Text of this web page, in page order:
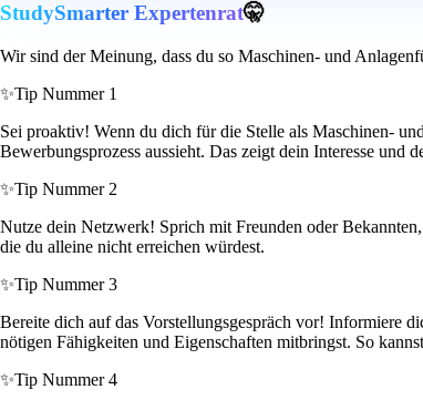
StudySmarter Expertenrat🤫
Wir sind der Meinung, dass du so Maschinen- und
✨Tip Nummer 1
Sei proaktiv! Wenn du dich für die Stelle als Maschinen-
Bewerbungsprozess aussieht. Das zeigt dein Interesse und
✨Tip Nummer 2
Nutze dein Netzwerk! Sprich mit Freunden oder
die du alleine nicht erreichen würdest.
✨Tip Nummer 3
Bereite dich auf das Vorstellungsgespräch vor! Informiere
nötigen Fähigkeiten und Eigenschaften mitbringst. So
✨Tip Nummer 4